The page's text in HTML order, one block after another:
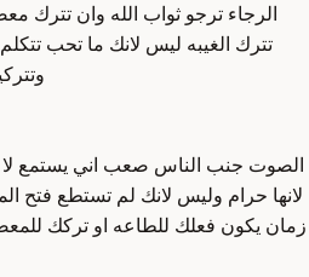
الرجاء ترجو ثواب الله وان تترك
تترك الغيبه ليس لانك ما تحب
الصوت جنب الناس صعب اني يستمع لا
لانها حرام وليس لانك لم تستطع
زمان يكون فعلك للطاعه او تركك